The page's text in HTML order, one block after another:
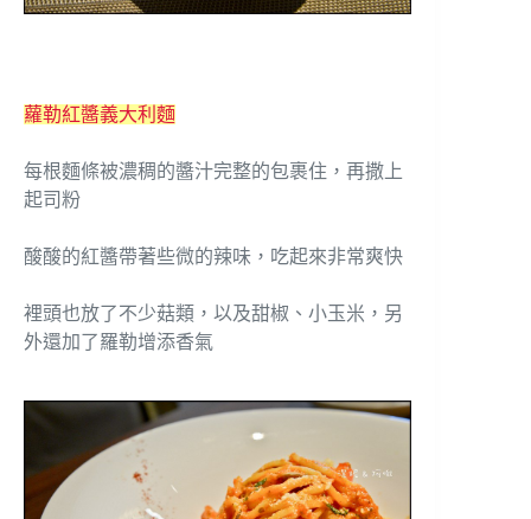
蘿勒紅醬義大利麵
每根麵條被濃稠的醬汁完整的包裹住，再撒上
起司粉
酸酸的紅醬帶著些微的辣味，吃起來非常爽快
裡頭也放了不少菇類，以及甜椒、小玉米，另
外還加了羅勒增添香氣